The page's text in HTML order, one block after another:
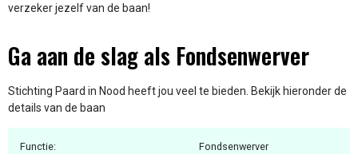
verzeker jezelf van de baan!
Ga aan de slag als Fondsenwerver
Stichting Paard in Nood heeft jou veel te bieden. Bekijk hieronder de
details van de baan
Functie: Fondsenwerver